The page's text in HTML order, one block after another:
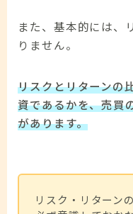
また、基本的には、
りません。
リスクとリターンの
資であるかを、売買
があります。
リスク・リターン